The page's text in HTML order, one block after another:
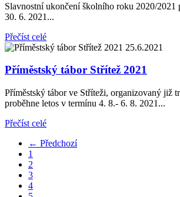
Slavnostní ukončení školního roku 2020/2021
30. 6. 2021...
Přečíst celé
25.6.2021
Příměstský tábor Střítež 2021
Příměstský tábor ve Stříteži, organizovaný již
proběhne letos v termínu 4. 8.- 6. 8. 2021...
Přečíst celé
← Předchozí
1
2
3
4